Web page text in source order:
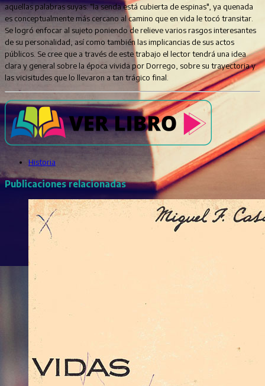
aquellas palabras suyas: “la senda está cubierta de espinas", ya quenada
es conceptualmente más cercano al camino que en vida le tocó transitar.
Se logró enfocar al sujeto poniendo de relieve varios rasgos interesantes
de su personalidad, así como también las implicancias de sus actos
públicos. Se cree que a través de este trabajo el lector tendrá una idea
clara y general sobre la época vivida por Dorrego, sobre su trayectoria y
las vicisitudes que lo llevaron a tan trágico final.
Historia
Publicaciones relacionadas